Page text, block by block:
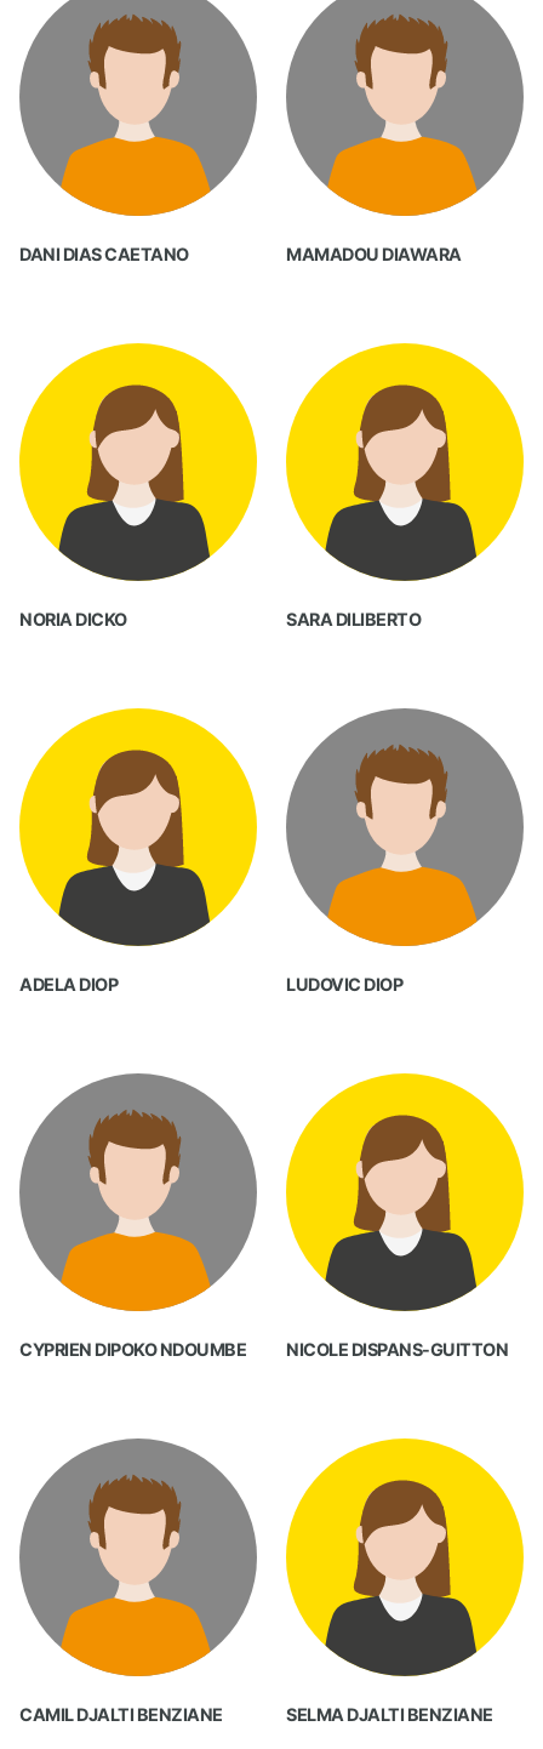
DANI DIAS CAETANO MAMADOU DIAWARA
NORIA DICKO SARA DILIBERTO
ADELA DIOP LUDOVIC DIOP
CYPRIEN DIPOKO NDOUMBE NICOLE DISPANS-GUITTON
CAMIL DJALTI BENZIANE SELMA DJALTI BENZIANE